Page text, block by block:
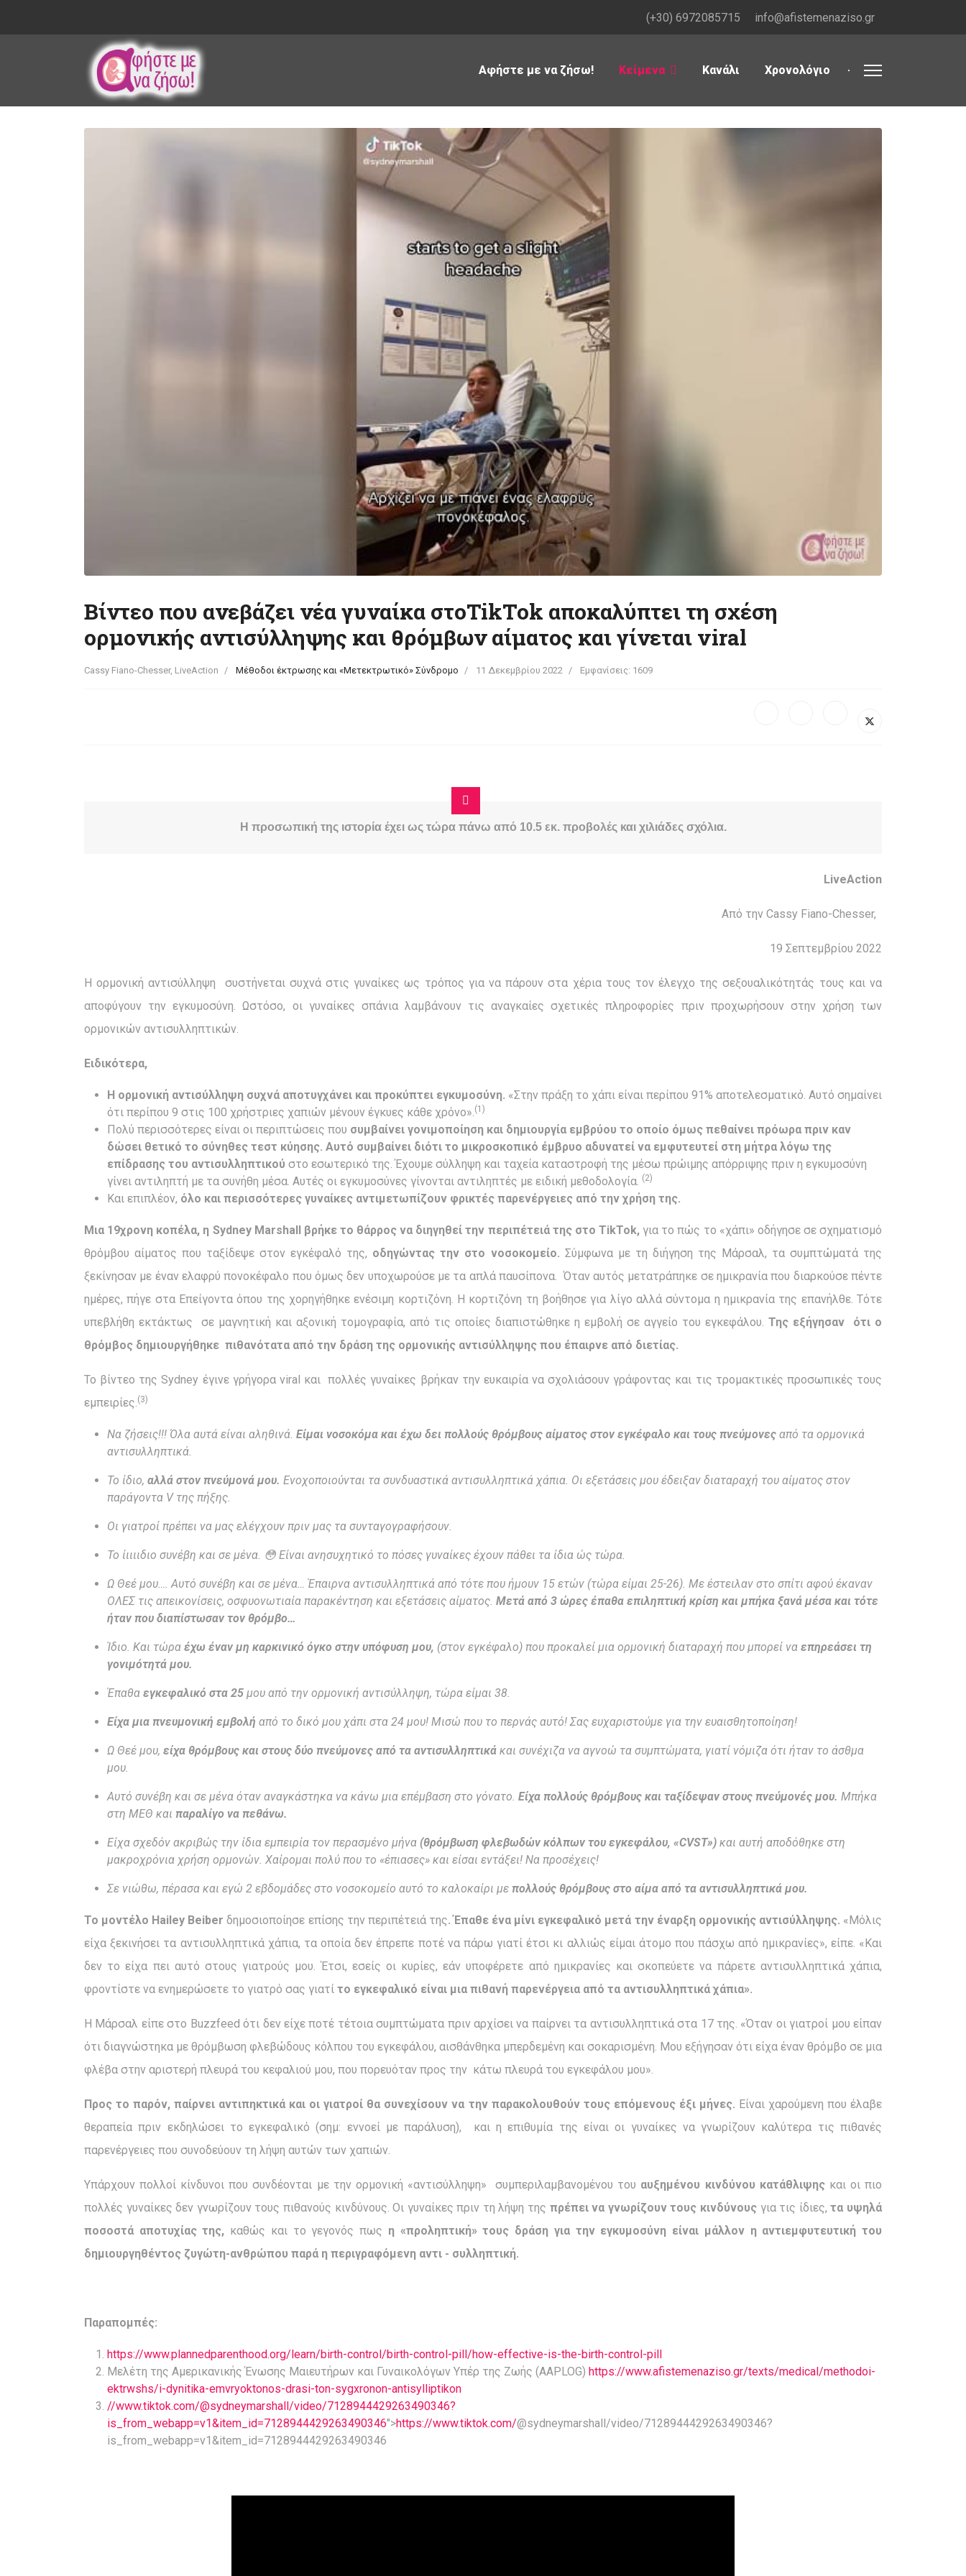
(+30) 6972085715 info@afistemenaziso.gr
Αφήστε με να ζήσω! Κείμενα Κανάλι Χρονολόγιο
Βίντεο που ανεβάζει νέα γυναίκα στοTikTok αποκαλύπτει τη σχέση
ορμονικής αντισύλληψης και θρόμβων αίματος και γίνεται viral
Cassy Fiano-Chesser, LiveAction Μέθοδοι έκτρωσης και «Μετεκτρωτικό» Σύνδρομο 11 Δεκεμβρίου 2022 Εμφανίσεις: 1609
Η προσωπική της ιστορία έχει ως τώρα πάνω από 10.5 εκ. προβολές και χιλιάδες σχόλια.
LiveAction
Από την Cassy Fiano-Chesser,
19 Σεπτεμβρίου 2022
Η ορμονική αντισύλληψη συστήνεται συχνά στις γυναίκες ως τρόπος για να πάρουν στα χέρια τους τον έλεγχο της σεξουαλικότητάς τους και να
αποφύγουν την εγκυμοσύνη. Ωστόσο, οι γυναίκες σπάνια λαμβάνουν τις αναγκαίες σχετικές πληροφορίες πριν προχωρήσουν στην χρήση των
ορμονικών αντισυλληπτικών.
Ειδικότερα,
Η ορμονική αντισύλληψη συχνά αποτυγχάνει και προκύπτει εγκυμοσύνη. «Στην πράξη το χάπι είναι περίπου 91% αποτελεσματικό. Αυτό σημαίνει
ότι περίπου 9 στις 100 χρήστριες χαπιών μένουν έγκυες κάθε χρόνο».(1)
Πολύ περισσότερες είναι οι περιπτώσεις που συμβαίνει γονιμοποίηση και δημιουργία εμβρύου το οποίο όμως πεθαίνει πρόωρα πριν καν
δώσει θετικό το σύνηθες τεστ κύησης. Αυτό συμβαίνει διότι το μικροσκοπικό έμβρυο αδυνατεί να εμφυτευτεί στη μήτρα λόγω της
επίδρασης του αντισυλληπτικού στο εσωτερικό της. Έχουμε σύλληψη και ταχεία καταστροφή της μέσω πρώιμης απόρριψης πριν η εγκυμοσύνη
γίνει αντιληπτή με τα συνήθη μέσα. Αυτές οι εγκυμοσύνες γίνονται αντιληπτές με ειδική μεθοδολογία. (2)
Και επιπλέον, όλο και περισσότερες γυναίκες αντιμετωπίζουν φρικτές παρενέργειες από την χρήση της.
Μια 19χρονη κοπέλα, η Sydney Marshall βρήκε το θάρρος να διηγηθεί την περιπέτειά της στο TikTok, για το πώς το «χάπι» οδήγησε σε σχηματισμό
θρόμβου αίματος που ταξίδεψε στον εγκέφαλό της, οδηγώντας την στο νοσοκομείο. Σύμφωνα με τη διήγηση της Μάρσαλ, τα συμπτώματά της
ξεκίνησαν με έναν ελαφρύ πονοκέφαλο που όμως δεν υποχωρούσε με τα απλά παυσίπονα. Όταν αυτός μετατράπηκε σε ημικρανία που διαρκούσε πέντε
ημέρες, πήγε στα Επείγοντα όπου της χορηγήθηκε ενέσιμη κορτιζόνη. Η κορτιζόνη τη βοήθησε για λίγο αλλά σύντομα η ημικρανία της επανήλθε. Τότε
υπεβλήθη εκτάκτως σε μαγνητική και αξονική τομογραφία, από τις οποίες διαπιστώθηκε η εμβολή σε αγγείο του εγκεφάλου. Της εξήγησαν ότι ο
θρόμβος δημιουργήθηκε πιθανότατα από την δράση της ορμονικής αντισύλληψης που έπαιρνε από διετίας.
Το βίντεο της Sydney έγινε γρήγορα viral και πολλές γυναίκες βρήκαν την ευκαιρία να σχολιάσουν γράφοντας και τις τρομακτικές προσωπικές τους
εμπειρίες.(3)
Να ζήσεις!!! Όλα αυτά είναι αληθινά. Είμαι νοσοκόμα και έχω δει πολλούς θρόμβους αίματος στον εγκέφαλο και τους πνεύμονες από τα ορμονικά
αντισυλληπτικά.
Το ίδιο, αλλά στον πνεύμονά μου. Ενοχοποιούνται τα συνδυαστικά αντισυλληπτικά χάπια. Οι εξετάσεις μου έδειξαν διαταραχή του αίματος στον
παράγοντα V της πήξης.
Οι γιατροί πρέπει να μας ελέγχουν πριν μας τα συνταγογραφήσουν.
Το ίιιιιδιο συνέβη και σε μένα. 😳 Είναι ανησυχητικό το πόσες γυναίκες έχουν πάθει τα ίδια ώς τώρα.
Ω Θεέ μου…. Αυτό συνέβη και σε μένα… Έπαιρνα αντισυλληπτικά από τότε που ήμουν 15 ετών (τώρα είμαι 25-26). Με έστειλαν στο σπίτι αφού έκαναν
ΟΛΕΣ τις απεικονίσεις, οσφυονωτιαία παρακέντηση και εξετάσεις αίματος. Μετά από 3 ώρες έπαθα επιληπτική κρίση και μπήκα ξανά μέσα και τότε
ήταν που διαπίστωσαν τον θρόμβο…
Ίδιο. Και τώρα έχω έναν μη καρκινικό όγκο στην υπόφυση μου, (στον εγκέφαλο) που προκαλεί μια ορμονική διαταραχή που μπορεί να επηρεάσει τη
γονιμότητά μου.
Έπαθα εγκεφαλικό στα 25 μου από την ορμονική αντισύλληψη, τώρα είμαι 38.
Είχα μια πνευμονική εμβολή από το δικό μου χάπι στα 24 μου! Μισώ που το περνάς αυτό! Σας ευχαριστούμε για την ευαισθητοποίηση!
Ω Θεέ μου, είχα θρόμβους και στους δύο πνεύμονες από τα αντισυλληπτικά και συνέχιζα να αγνοώ τα συμπτώματα, γιατί νόμιζα ότι ήταν το άσθμα
μου.
Αυτό συνέβη και σε μένα όταν αναγκάστηκα να κάνω μια επέμβαση στο γόνατο. Είχα πολλούς θρόμβους και ταξίδεψαν στους πνεύμονές μου. Μπήκα
στη ΜΕΘ και παραλίγο να πεθάνω.
Είχα σχεδόν ακριβώς την ίδια εμπειρία τον περασμένο μήνα (θρόμβωση φλεβωδών κόλπων του εγκεφάλου, «CVST») και αυτή αποδόθηκε στη
μακροχρόνια χρήση ορμονών. Χαίρομαι πολύ που το «έπιασες» και είσαι εντάξει! Να προσέχεις!
Σε νιώθω, πέρασα και εγώ 2 εβδομάδες στο νοσοκομείο αυτό το καλοκαίρι με πολλούς θρόμβους στο αίμα από τα αντισυλληπτικά μου.
Το μοντέλο Hailey Beiber δημοσιοποίησε επίσης την περιπέτειά της. Έπαθε ένα μίνι εγκεφαλικό μετά την έναρξη ορμονικής αντισύλληψης. «Μόλις
είχα ξεκινήσει τα αντισυλληπτικά χάπια, τα οποία δεν έπρεπε ποτέ να πάρω γιατί έτσι κι αλλιώς είμαι άτομο που πάσχω από ημικρανίες», είπε. «Και
δεν το είχα πει αυτό στους γιατρούς μου. Έτσι, εσείς οι κυρίες, εάν υποφέρετε από ημικρανίες και σκοπεύετε να πάρετε αντισυλληπτικά χάπια,
φροντίστε να ενημερώσετε το γιατρό σας γιατί το εγκεφαλικό είναι μια πιθανή παρενέργεια από τα αντισυλληπτικά χάπια».
Η Μάρσαλ είπε στο Buzzfeed ότι δεν είχε ποτέ τέτοια συμπτώματα πριν αρχίσει να παίρνει τα αντισυλληπτικά στα 17 της. «Όταν οι γιατροί μου είπαν
ότι διαγνώστηκα με θρόμβωση φλεβώδους κόλπου του εγκεφάλου, αισθάνθηκα μπερδεμένη και σοκαρισμένη. Μου εξήγησαν ότι είχα έναν θρόμβο σε μια
φλέβα στην αριστερή πλευρά του κεφαλιού μου, που πορευόταν προς την κάτω πλευρά του εγκεφάλου μου».
Προς το παρόν, παίρνει αντιπηκτικά και οι γιατροί θα συνεχίσουν να την παρακολουθούν τους επόμενους έξι μήνες. Είναι χαρούμενη που έλαβε
θεραπεία πριν εκδηλώσει το εγκεφαλικό (σημ: εννοεί με παράλυση), και η επιθυμία της είναι οι γυναίκες να γνωρίζουν καλύτερα τις πιθανές
παρενέργειες που συνοδεύουν τη λήψη αυτών των χαπιών.
Υπάρχουν πολλοί κίνδυνοι που συνδέονται με την ορμονική «αντισύλληψη» συμπεριλαμβανομένου του αυξημένου κινδύνου κατάθλιψης και οι πιο
πολλές γυναίκες δεν γνωρίζουν τους πιθανούς κινδύνους. Οι γυναίκες πριν τη λήψη της πρέπει να γνωρίζουν τους κινδύνους για τις ίδιες, τα υψηλά
ποσοστά αποτυχίας της, καθώς και το γεγονός πως η «προληπτική» τους δράση για την εγκυμοσύνη είναι μάλλον η αντιεμφυτευτική του
δημιουργηθέντος ζυγώτη-ανθρώπου παρά η περιγραφόμενη αντι - συλληπτική.
Παραπομπές:
https://www.plannedparenthood.org/learn/birth-control/birth-control-pill/how-effective-is-the-birth-control-pill
Μελέτη της Αμερικανικής Ένωσης Μαιευτήρων και Γυναικολόγων Υπέρ της Ζωής (AAPLOG) https://www.afistemenaziso.gr/texts/medical/methodoi-
ektrwshs/i-dynitika-emvryoktonos-drasi-ton-sygxronon-antisylliptikon
//www.tiktok.com/@sydneymarshall/video/7128944429263490346?
is_from_webapp=v1&item_id=7128944429263490346">https://www.tiktok.com/@sydneymarshall/video/7128944429263490346?
is_from_webapp=v1&item_id=7128944429263490346